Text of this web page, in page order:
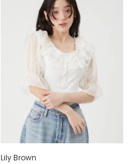
Lily Brown